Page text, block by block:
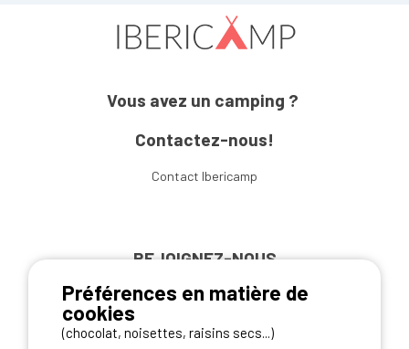
Vous avez un camping ?
Contactez-nous!
Contact Ibericamp
REJOIGNEZ-NOUS
Préférences en matière de
cookies
(chocolat, noisettes, raisins secs...)